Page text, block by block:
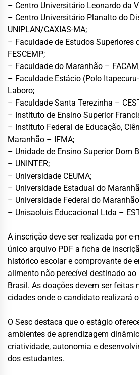
– Centro Universitário Leonardo da
– Centro Universitário Planalto do
UNIPLAN/CAXIAS-MA;
– Faculdade de Estudos Superiores
FESCEMP;
– Faculdade do Maranhão –
– Faculdade Estácio (Polo
Laboro;
– Faculdade Santa Terezinha –
– Instituto de Ensino Superior
– Instituto Federal de Educação,
Maranhão – IFMA;
– Unidade de Ensino Superior Dom
– UNINTER;
– Universidade CEUMA;
– Universidade Estadual do
– Universidade Federal do
– Unisaoluis Educacional Ltda –
A inscrição deve ser realizada por
único arquivo PDF a ficha de
histórico escolar e comprovante de
alimento não perecível destinado ao
Brasil. As doações devem ser feitas
cidades onde o candidato realizará
O Sesc destaca que o estágio
ambientes de aprendizagem
criatividade, autonomia e
dos estudantes.